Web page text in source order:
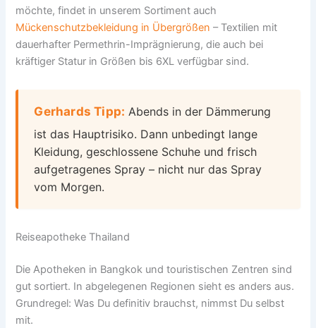
möchte, findet in unserem Sortiment auch
Mückenschutzbekleidung in Übergrößen – Textilien mit
dauerhafter Permethrin-Imprägnierung, die auch bei
kräftiger Statur in Größen bis 6XL verfügbar sind.
Gerhards Tipp: Abends in der Dämmerung
ist das Hauptrisiko. Dann unbedingt lange
Kleidung, geschlossene Schuhe und frisch
aufgetragenes Spray – nicht nur das Spray
vom Morgen.
Reiseapotheke Thailand
Die Apotheken in Bangkok und touristischen Zentren sind
gut sortiert. In abgelegenen Regionen sieht es anders aus.
Grundregel: Was Du definitiv brauchst, nimmst Du selbst
mit.